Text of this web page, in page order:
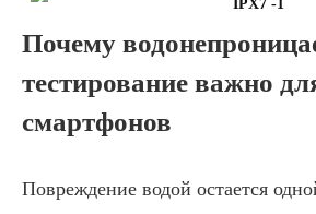
Почему
тестирование важно
смартфонов
Повреждение водой остается